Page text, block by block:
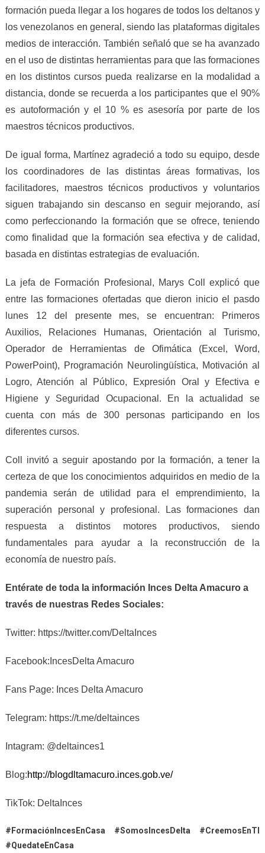
formación pueda llegar a los hogares de todos los deltanos y
los venezolanos en general, siendo las plataformas digitales
medios de interacción. También señaló que se ha avanzado
en el uso de distintas herramientas para que las formaciones
en los distintos cursos pueda realizarse en la modalidad a
distancia, donde se recuerda a los participantes que el 90%
es autoformación y el 10 % es asesoría por parte de los
maestros técnicos productivos.
De igual forma, Martínez agradeció a todo su equipo, desde
los coordinadores de las distintas áreas formativas, los
facilitadores, maestros técnicos productivos y voluntarios
siguen trabajando sin descanso en seguir mejorando, así
como perfeccionando la formación que se ofrece, teniendo
como finalidad que la formación sea efectiva y de calidad,
basada en distintas estrategias de evaluación.
La jefa de Formación Profesional, Marys Coll explicó que
entre las formaciones ofertadas que dieron inicio el pasdo
lunes 12 del presente mes, se encuentran: Primeros
Auxilios, Relaciones Humanas, Orientación al Turismo,
Operador de Herramientas de Ofimática (Excel, Word,
PowerPoint), Programación Neurolingüística, Motivación al
Logro, Atención al Público, Expresión Oral y Efectiva e
Higiene y Seguridad Ocupacional. En la actualidad se
cuenta con más de 300 personas participando en los
diferentes cursos.
Coll invitó a seguir apostando por la formación, a tener la
certeza de que los conocimientos adquiridos en medio de la
pandemia serán de utilidad para el emprendimiento, la
superación personal y profesional. Las formaciones dan
respuesta a distintos motores productivos, siendo
fundamentales para ayudar a la reconstrucción de la
economía de nuestro país.
Entérate de toda la información Inces Delta Amacuro a
través de nuestras Redes Sociales:
Twitter: https://twitter.com/DeltaInces
Facebook:IncesDelta Amacuro
Fans Page: Inces Delta Amacuro
Telegram: https://t.me/deltainces
Intagram: @deltainces1
Blog:http://blogdltamacuro.inces.gob.ve/
TikTok: DeltaInces
#FormaciónIncesEnCasa #SomosIncesDelta #CreemosEnTI
#QuedateEnCasa